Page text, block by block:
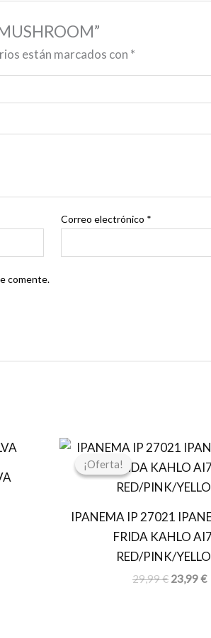
están marcados con *
Correo electrónico *
comente.
¡Oferta!
¡Oferta!
IPANEMA IP 27021
FRIDA KAHLO
RED/PINK/
29,99€
El
original
era:
23,99€